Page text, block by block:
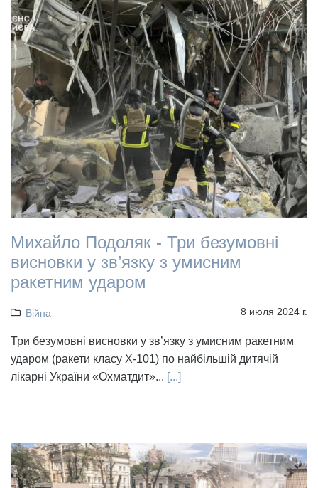
Михайло Подоляк - Три безумовні
висновки у зв’язку з умисним
ракетним ударом
Війна 8 июля 2024 г.
Три безумовні висновки у зв’язку з умисним ракетним
ударом (ракети класу X-101) по найбільшій дитячій
лікарні України «Охматдит»... [...]